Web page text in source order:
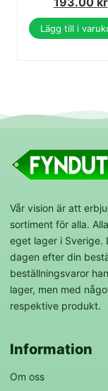
Lägg till i
Vår vision är att
sortiment för alla.
eget lager i Sverige.
dagen efter din
beställningsvaror
lager, men med
respektive produkt.
Information
Om oss